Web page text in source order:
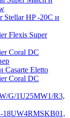
Stellar HP -20С и
Flexis Super
Coral DC
Casarte Eletto
Coral DC
G/1U25MW1/R3,
18UW4RMSKB01,